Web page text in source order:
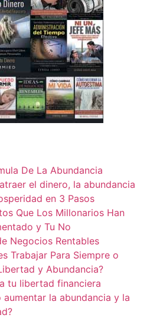
De La Abundancia
el dinero, la abundancia
en 3 Pasos
Que Los Millonarios Han
y Tu No
Negocios Rentables
Trabajar Para Siempre o
y Abundancia?
tu libertad financiera
aumentar la abundancia y la